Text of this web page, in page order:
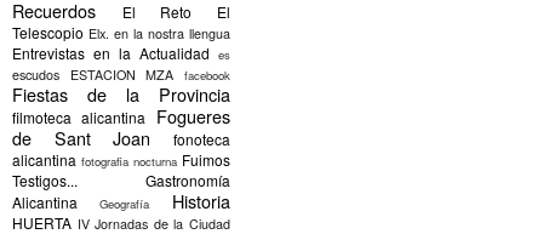
Recuerdos
El Reto
El
Telescopio Elx. en la nostra llengua
Entrevistas en la Actualidad es
escudos ESTACION MZA facebook
Fiestas de la Provincia
filmoteca alicantina
Fogueres
de Sant Joan
fonoteca
alicantina fotografia nocturna Fuimos
Testigos...
Gastronomía
Alicantina
Geografía Historia
HUERTA IV Jornadas de la Ciudad